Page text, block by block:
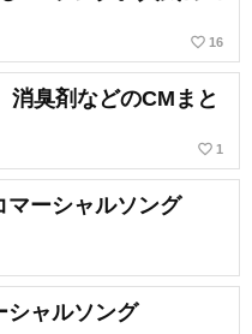
favorite_border 16
消臭剤などのCMまと
favorite_border 1
マーシャルソング
シャルソング